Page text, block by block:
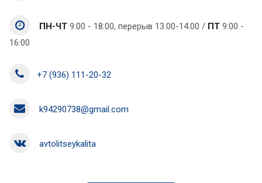
ПН-ЧТ 9:00 - 18:00, перерыв 13.00-14.00 / ПТ 9:00 -
16:00
+7 (936) 111-20-32
k94290738@gmail.com
avtolitseykalita